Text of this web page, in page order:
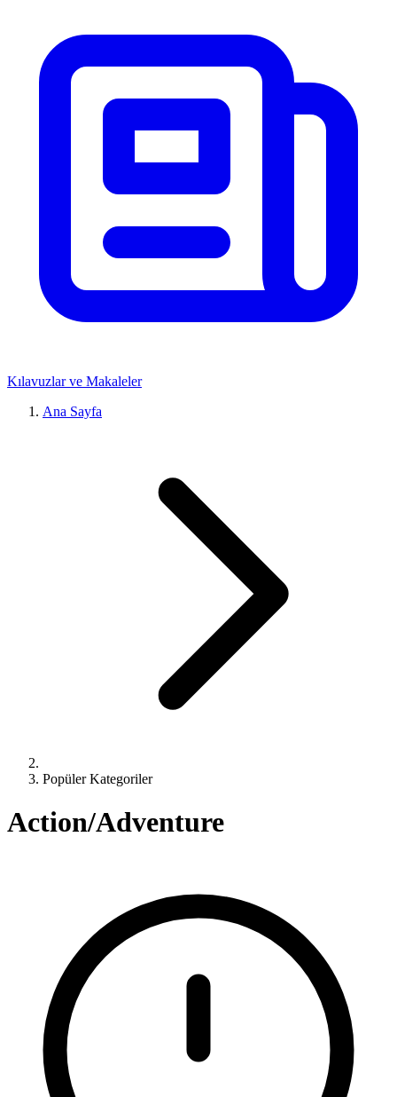
Kılavuzlar ve Makaleler
Ana Sayfa
Popüler Kategoriler
Action/Adventure